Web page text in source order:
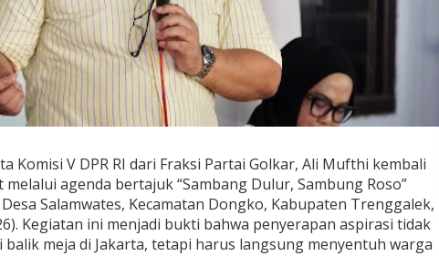
Komisi V DPR RI dari Fraksi Partai Golkar, Ali Mufthi kembali
agenda bertajuk “Sambang Dulur, Sambung Roso”
Salamwates, Kecamatan Dongko, Kabupaten Trenggalek,
Kegiatan ini menjadi bukti bahwa penyerapan aspirasi tidak
meja di Jakarta, tetapi harus langsung menyentuh warga